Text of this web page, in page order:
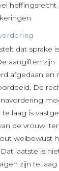
heffingsrecht
dat sprake
aangiften zijn
afgedaan en
De
te laag is
de vrouw,
welbewust
laatste is
zijn te laag